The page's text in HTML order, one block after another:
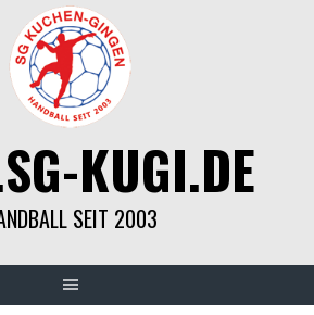
KUGI.DE
SEIT 2003